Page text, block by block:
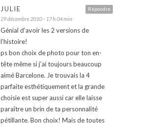
Répondre
JULIE
29 décembre 2010 - 17 h 04 min
Génial d’avoir les 2 versions de
l’histoire!
ps bon choix de photo pour ton en-
tête même si j’ai toujours beaucoup
aimé Barcelone. Je trouvais la 4
parfaite esthétiquement et la grande
choisie est super aussi car elle laisse
paraître un brin de ta personnalité
pétillante. Bon choix! Mais de toutes